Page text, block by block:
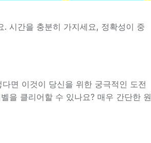
시간을 충분히 가지세요, 정확성이 중
면 이것이 당신을 위한 궁극적인 도전
을 클리어할 수 있나요? 매우 간단한 원